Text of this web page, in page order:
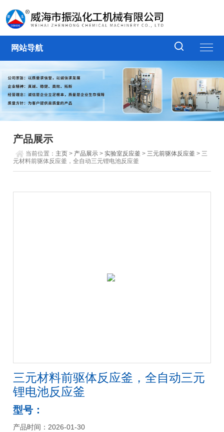
网站导航
产品展示
当前位置： 主页 > 产品展示 >实验室反应釜 >三元前驱体反应釜 > 三
元材料前驱体反应釜，全自动三元锂电池反应釜
三元材料前驱体反应釜，全自动三元
锂电池反应釜
型号：
产品时间：2026-01-30